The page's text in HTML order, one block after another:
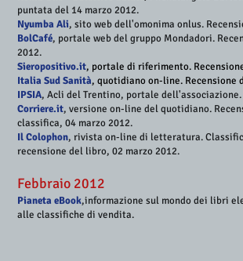
puntata del 14 marzo 2012.
Nyumba Ali, sito web dell'omonima onlus.
BolCafé, portale web del gruppo Mondadori.
2012.
Sieropositivo.it, portale di riferimento.
Italia Sud Sanità, quotidiano on-line. Recensione
IPSIA, Acli del Trentino, portale
Corriere.it, versione on-line del quotidiano.
classifica, 04 marzo 2012.
Il Colophon, rivista on-line di letteratura.
recensione del libro, 02 marzo 2012.
Febbraio 2012
Pianeta eBook,informazione sul mondo dei libri
alle classifiche di vendita.